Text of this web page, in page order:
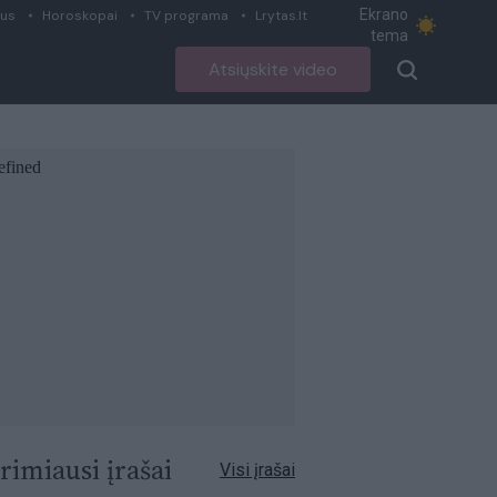
Horoskopai TV programa Lrytas.lt
Ekrano
tema
Atsiųskite video
įrašai Visi įrašai